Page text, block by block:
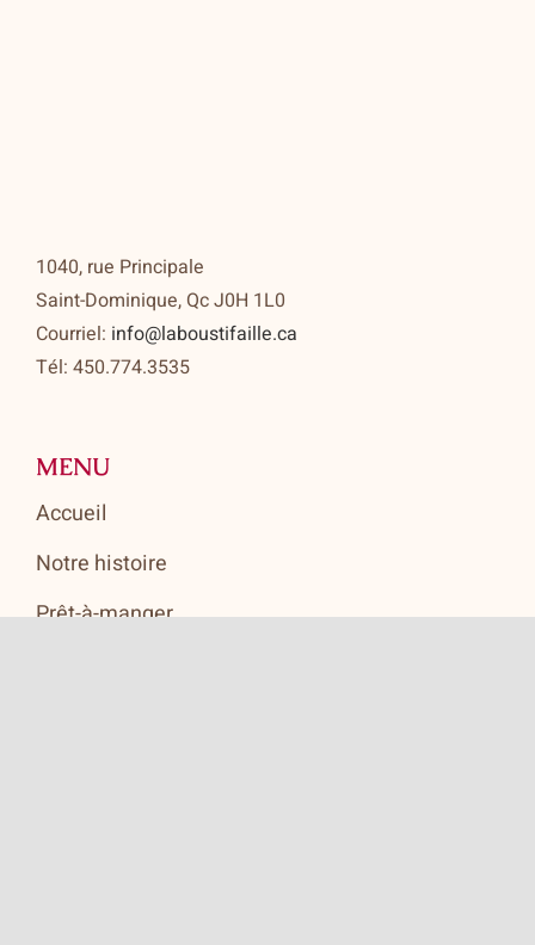
1040, rue Principale
Saint-Dominique, Qc J0H 1L0
Courriel: info@laboustifaille.ca
Tél: 450.774.3535
MENU
Accueil
Notre histoire
Prêt-à-manger